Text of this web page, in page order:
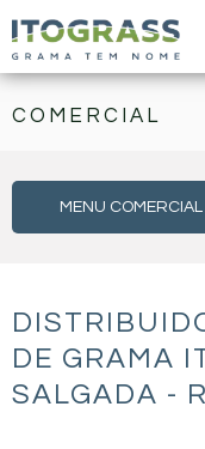
COMERCIAL
MENU COMERCIAL
DE GRAMA
SALGADA -